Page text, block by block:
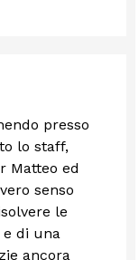
presso
lo staff,
Matteo ed
senso
le
e di una
ancora